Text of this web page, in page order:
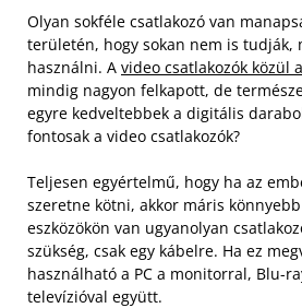
Olyan sokféle csatlakozó van
területén, hogy sokan nem is tudják,
használni. A video csatlakozók közül
mindig nagyon felkapott, de
egyre kedveltebbek a digitális
fontosak a video csatlakozók?
Teljesen egyértelmű, hogy ha az
szeretne kötni, akkor máris
eszközökön van ugyanolyan
szükség, csak egy kábelre. Ha ez
használható a PC a monitorral, Blu-
televízióval együtt.